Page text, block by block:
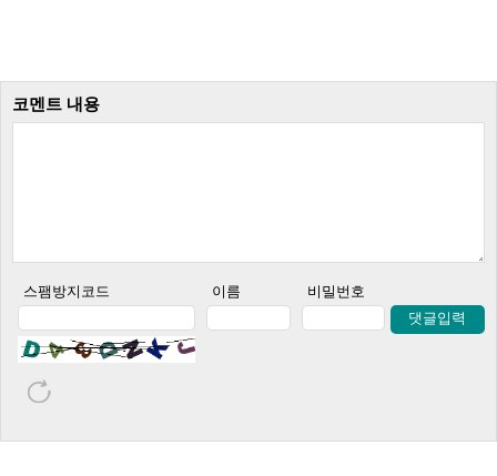
코멘트 내용
스팸방지코드 이름
비밀번호
댓글입력